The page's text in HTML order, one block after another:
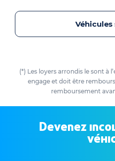
(*) Les loyers arrondis le sont à
engage et doit être
remboursement
Devenez